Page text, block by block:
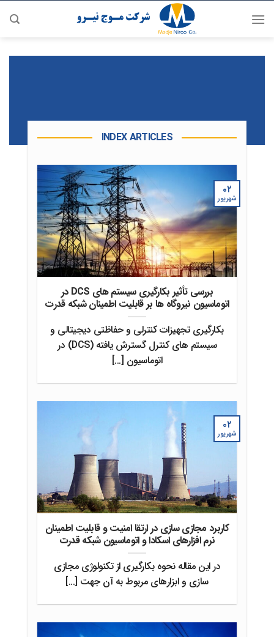
INDEX ARTICLES
بررسی تأثیر بکارگیری سیستم های DCS در
اتوماسیون نیروگاه ها بر قابلیت اطمینان شبکه قدرت
بکارگیری تجهیزات کنترلی و حفاظتی دیجیتالی و
سیستم های کنترل گسترش یافته (DCS) در
اتوماسیون [...]
۰۲
شهریور
کاربرد مجازی سازی در ارتقا امنیت و قابلیت اطمینان
نرم افزارهای اسکادا و اتوماسیون شبکه قدرت
در این مقاله نحوه بکارگیری از تکنولوژی مجازی
سازی و ابزارهای مربوط به آن جهت [...]
۰۲
شهریور